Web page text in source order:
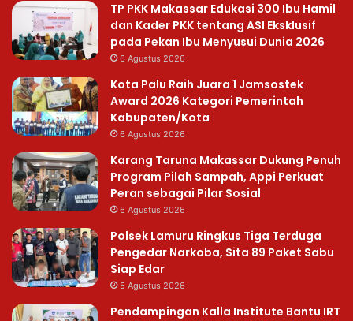
TP PKK Makassar Edukasi 300 Ibu Hamil
dan Kader PKK tentang ASI Eksklusif
pada Pekan Ibu Menyusui Dunia 2026
6 Agustus 2026
Kota Palu Raih Juara 1 Jamsostek
Award 2026 Kategori Pemerintah
Kabupaten/Kota
6 Agustus 2026
Karang Taruna Makassar Dukung Penuh
Program Pilah Sampah, Appi Perkuat
Peran sebagai Pilar Sosial
6 Agustus 2026
Polsek Lamuru Ringkus Tiga Terduga
Pengedar Narkoba, Sita 89 Paket Sabu
Siap Edar
5 Agustus 2026
Pendampingan Kalla Institute Bantu IRT